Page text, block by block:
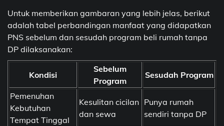
Untuk memberikan gambaran yang lebih jelas, berikut
adalah tabel perbandingan manfaat yang didapatkan
PNS sebelum dan sesudah program beli rumah tanpa
DP dilaksanakan:
Kondisi
Sebelum
Program
Sesudah Program
Pemenuhan
Kebutuhan
Tempat Tinggal
Kesulitan cicilan
dan sewa
Punya rumah
sendiri tanpa DP